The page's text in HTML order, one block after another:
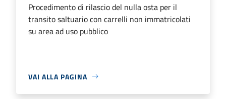
Procedimento di rilascio del nulla osta per il
transito saltuario con carrelli non immatricolati
su area ad uso pubblico
VAI ALLA PAGINA